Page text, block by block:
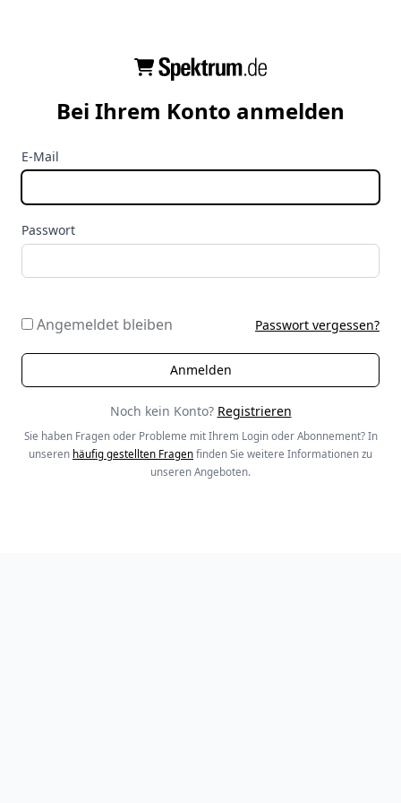
Bei Ihrem Konto anmelden
E-Mail
Passwort
Angemeldet bleiben Passwort vergessen?
Noch kein Konto? Registrieren
Sie haben Fragen oder Probleme mit Ihrem Login oder Abonnement? In
unseren häufig gestellten Fragen finden Sie weitere Informationen zu
unseren Angeboten.